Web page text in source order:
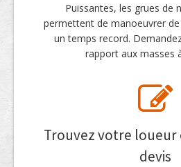
Puissantes, les grues de
permettent de manoeuvrer
un temps record.
rapport aux masses
Trouvez votre loueur
devis